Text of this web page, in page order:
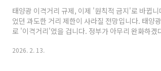
태양광 이격거리 규제, 이제 '원칙적 금지'로 바뀝
었던 과도한 거리 제한이 사라질 전망입니다. 태양
로 '이격거리'였을 겁니다. 정부가 아무리 완화하
원이 다릅니다. 이 글을 통해 사업 환경이 어떻게
2026. 2. 13.